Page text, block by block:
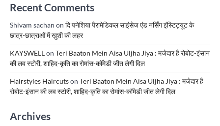
Recent Comments
Shivam sachan on दि पनेशिया पैरामेडिकल साइंसेज एंड नर्सिंग इंस्टिट्यूट के
छात्र-छात्राओं में खुशी की लहर
KAYSWELLon Teri Baaton Mein Aisa Uljha Jiya : मजेदार है रोबोट-इंसान
की लव स्टोरी, शाहिद-कृति का रोमांस-कॉमेडी जीत लेगी दिल
Hairstyles Haircutson Teri Baaton Mein Aisa Uljha Jiya : मजेदार है
रोबोट-इंसान की लव स्टोरी, शाहिद-कृति का रोमांस-कॉमेडी जीत लेगी दिल
Archives